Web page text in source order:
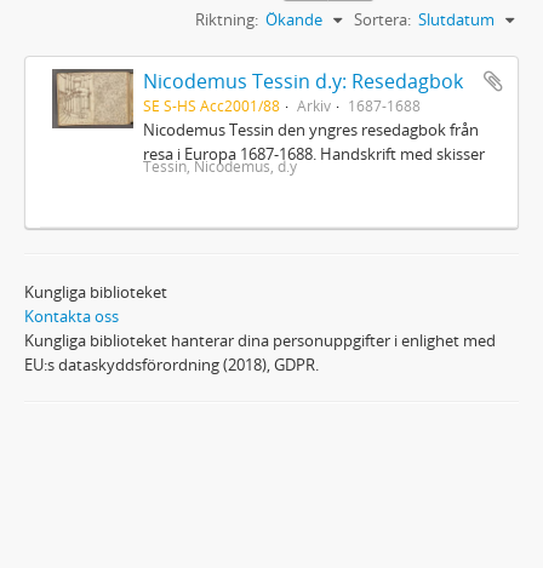
Sortera: Slutdatum
Riktning: Ökande
Nicodemus Tessin d.y: Resedagbok
SE S-HS Acc2001/88 Arkiv 1687-1688
Nicodemus Tessin den yngres resedagbok från
resa i Europa 1687-1688. Handskrift med skisser
Tessin, Nicodemus, d.y
Kungliga biblioteket
Kontakta oss
Kungliga biblioteket hanterar dina personuppgifter i enlighet med
EU:s dataskyddsförordning (2018), GDPR.